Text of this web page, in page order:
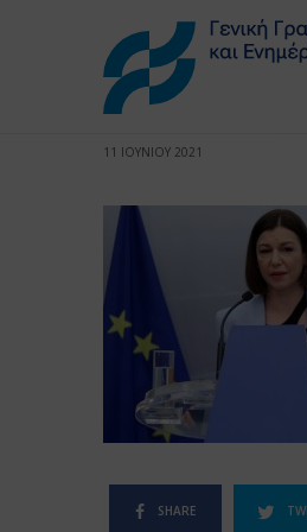
11 ΙΟΥΝΙΟΥ 2021
SHARE